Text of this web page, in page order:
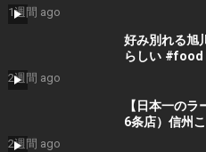
1週間 ago
好み別れる旭
らしい
2週間 ago
【日本一の
6条店）信州
2週間 ago